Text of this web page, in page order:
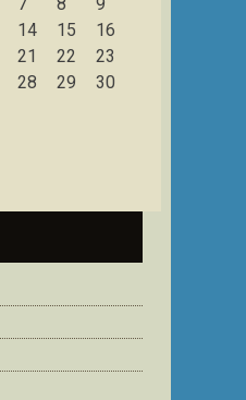
14 15
16
21 22
23
28 29
30